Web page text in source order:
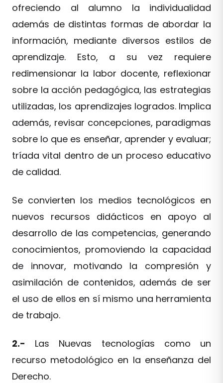
ofreciendo al alumno la individualidad
además de distintas formas de abordar la
información, mediante diversos estilos de
aprendizaje. Esto, a su vez requiere
redimensionar la labor docente, reflexionar
sobre la acción pedagógica, las estrategias
utilizadas, los aprendizajes logrados. Implica
además, revisar concepciones, paradigmas
sobre lo que es enseñar, aprender y evaluar;
tríada vital dentro de un proceso educativo
de calidad.
Se convierten los medios tecnológicos en
nuevos recursos didácticos en apoyo al
desarrollo de las competencias, generando
conocimientos, promoviendo la capacidad
de innovar, motivando la compresión y
asimilación de contenidos, además de ser
el uso de ellos en sí mismo una herramienta
de trabajo.
2.- Las Nuevas tecnologías como un
recurso metodológico en la enseñanza del
Derecho.